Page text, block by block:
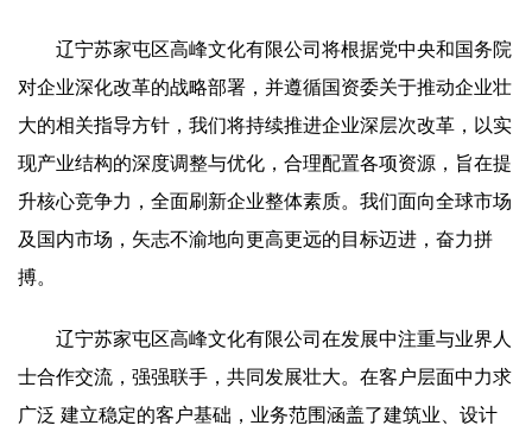
辽宁苏家屯区高峰文化有限公司将根据党中央和国务院
对企业深化改革的战略部署，并遵循国资委关于推动企业壮
大的相关指导方针，我们将持续推进企业深层次改革，以实
现产业结构的深度调整与优化，合理配置各项资源，旨在提
升核心竞争力，全面刷新企业整体素质。我们面向全球市场
及国内市场，矢志不渝地向更高更远的目标迈进，奋力拼
搏。
辽宁苏家屯区高峰文化有限公司在发展中注重与业界人
士合作交流，强强联手，共同发展壮大。在客户层面中力求
广泛 建立稳定的客户基础，业务范围涵盖了建筑业、设计